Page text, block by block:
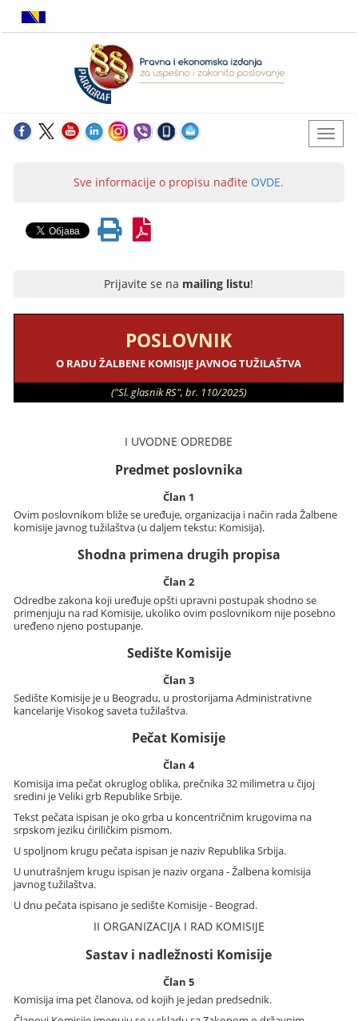
Sve informacije o propisu nađite OVDE.
Prijavite se na mailing listu!
POSLOVNIK
O RADU ŽALBENE KOMISIJE JAVNOG TUŽILAŠTVA
("Sl. glasnik RS", br. 110/2025)
I UVODNE ODREDBE
Predmet poslovnika
Član 1
Ovim poslovnikom bliže se uređuje, organizacija i način rada Žalbene
komisije javnog tužilaštva (u daljem tekstu: Komisija).
Shodna primena drugih propisa
Član 2
Odredbe zakona koji uređuje opšti upravni postupak shodno se
primenjuju na rad Komisije, ukoliko ovim poslovnikom nije posebno
uređeno njeno postupanje.
Sedište Komisije
Član 3
Sedište Komisije je u Beogradu, u prostorijama Administrativne
kancelarije Visokog saveta tužilaštva.
Pečat Komisije
Član 4
Komisija ima pečat okruglog oblika, prečnika 32 milimetra u čijoj
sredini je Veliki grb Republike Srbije.
Tekst pečata ispisan je oko grba u koncentričnim krugovima na
srpskom jeziku ćiriličkim pismom.
U spoljnom krugu pečata ispisan je naziv Republika Srbija.
U unutrašnjem krugu ispisan je naziv organa - Žalbena komisija
javnog tužilaštva.
U dnu pečata ispisano je sedište Komisije - Beograd.
II ORGANIZACIJA I RAD KOMISIJE
Sastav i nadležnosti Komisije
Član 5
Komisija ima pet članova, od kojih je jedan predsednik.